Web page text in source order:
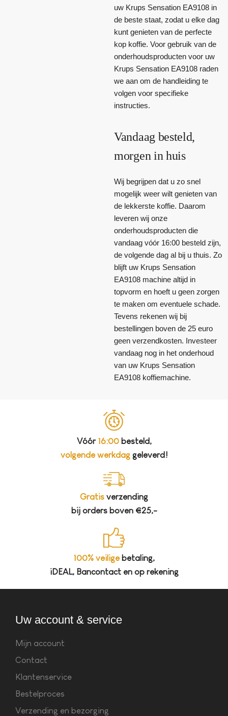
uw Krups Sensation EA9108 in
de beste staat, zodat u elke dag
kunt genieten van de perfecte
kop koffie. Voor gebruik van de
onderhoudsproducten voor uw
Krups Sensation EA9108 raden
we aan om de handleiding te
volgen voor specifieke
instructies.
Vandaag besteld,
morgen in huis
Wij begrijpen dat u zo snel
mogelijk weer wilt genieten van
de lekkerste koffie. Daarom
leveren wij onze
onderhoudsproducten die
vandaag vóór 16:00 besteld zijn,
de volgende dag al bij u thuis. Zo
blijft uw Krups Sensation
EA9108 machine altijd in
topvorm en hoeft u geen zorgen
te maken om eventuele schade.
Tevens rekenen wij bij
bestellingen boven de 25 euro
geen verzendkosten. Investeer
vandaag nog in het onderhoud
van uw Krups Sensation
EA9108 koffiemachine.
Vóór 16:00besteld,
volgende werkdaggeleverd!
Gratis verzending
bij orders boven €25,-
100% veiligebetaling,
iDEAL, Bancontact en op rekening
Uw account & service
Mijn account
Contact
Klantenservice
Bestelproces
Verzending en bezorging